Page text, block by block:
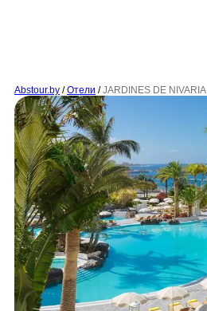
Abstour.by / Отели / JARDINES DE NIVARIA